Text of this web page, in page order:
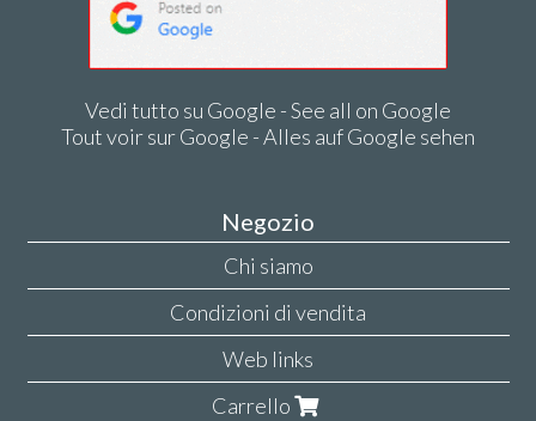
Vedi tutto su Google - See all on Google
Tout voir sur Google - Alles auf Google sehen
Negozio
Chi siamo
Condizioni di vendita
Web links
Carrello